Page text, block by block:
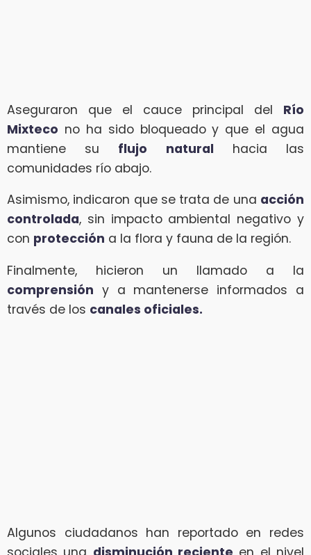
Aseguraron que el cauce principal del Río
Mixteco no ha sido bloqueado y que el agua
mantiene su flujo natural hacia las
comunidades río abajo.
Asimismo, indicaron que se trata de una acción
controlada, sin impacto ambiental negativo y
con protección a la flora y fauna de la región.
Finalmente, hicieron un llamado a la
comprensión y a mantenerse informados a
través de los canales oficiales.
Algunos ciudadanos han reportado en redes